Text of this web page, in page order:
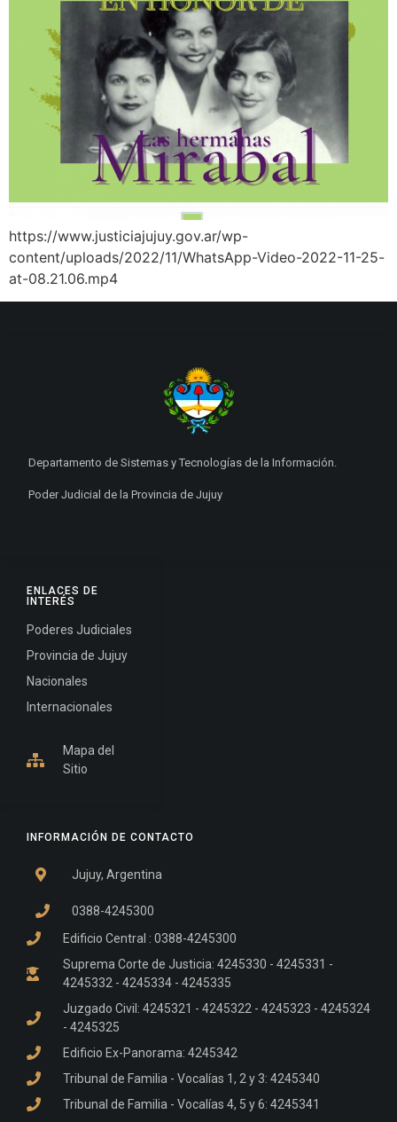
https://www.justiciajujuy.gov.ar/wp-
content/uploads/2022/11/WhatsApp-Video-2022-11-25-
at-08.21.06.mp4
INFORMACIÓN DE CONTACTO
Jujuy, Argentina
0388-4245300
Edificio Central : 0388-4245300
Suprema Corte de Justicia: 4245330 - 4245331 -
4245332 - 4245334 - 4245335
Juzgado Civil: 4245321 - 4245322 - 4245323 - 4245324
- 4245325
Edificio Ex-Panorama: 4245342
Tribunal de Familia - Vocalías 1, 2 y 3: 4245340
Tribunal de Familia - Vocalías 4, 5 y 6: 4245341
ENLACES DE
INTERÉS
Poderes Judiciales
Provincia de Jujuy
Nacionales
Internacionales
Mapa del
Sitio
Departamento de Sistemas y Tecnologías de la Información.
Poder Judicial de la Provincia de Jujuy